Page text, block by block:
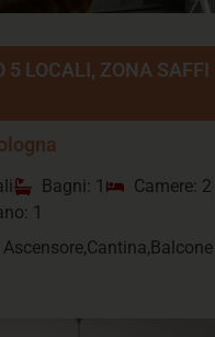
5 LOCALI, ZONA SAFFI
Bagni: 1
Camere: 2
1